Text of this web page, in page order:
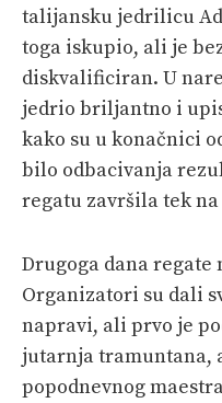
talijansku jedrilicu
toga iskupio, ali je
diskvalificiran. U
jedrio briljantno i
kako su u konačnici
bilo odbacivanja
regatu završila tek
Drugoga dana
Organizatori su dali
napravi, ali prvo je
jutarnja tramuntana,
popodnevnog